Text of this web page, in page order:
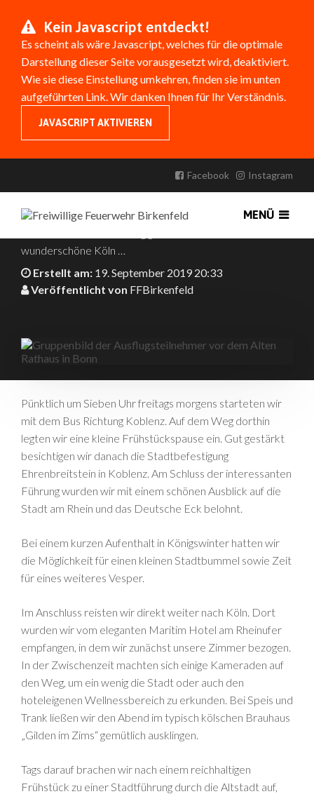
Kein Javascript entdeckt!
Es scheint als wäre Javascript, welches für die optimale
Darstellung dieser Seite vorausgesetzt wird, deaktiviert.
Wie sie diese Einstellung umkehren, finden sie im unten
aufgeführten Link. Wir danken Ihnen für Ihr Verständnis.
JAVASCRIPT AKTIVIEREN
Facebook Instagram
MENÜ
AUSFLUG DER ABTEILUNG
Vergangenes Wochenende ging es für die Abteilung
wunderschöne Köln …
Erstellt am: 19. September 2019 20:33
Veröffentlicht von FFBirkenfeld
Pünktlich um Sieben Uhr freitags morgens starteten wir
mit dem Bus Richtung Koblenz. Auf dem Weg dorthin
legten wir eine kleine Frühstückspause ein. Gut gestärkt
besichtigen wir danach die Stadtbefestigung
Ehrenbreitstein in Koblenz. Am Schluss der interessanten
Führung wurden wir mit einem schönen Ausblick auf die
Stadt am Rhein und das Deutsche Eck belohnt.
Bei einem kurzen Aufenthalt in Königswinter hatten wir
die Möglichkeit für einen kleinen Stadtbummel sowie Zeit
für eines weiteres Vesper.
Im Anschluss reisten wir direkt weiter nach Köln. Dort
wurden wir vom eleganten Maritim Hotel am Rheinufer
empfangen, in dem wir zunächst unsere Zimmer bezogen.
In der Zwischenzeit machten sich einige Kameraden auf
den Weg, um ein wenig die Stadt oder auch den
hoteleigenen Wellnessbereich zu erkunden. Bei Speis und
Trank ließen wir den Abend im typisch kölschen Brauhaus
„Gilden im Zims“ gemütlich ausklingen.
Tags darauf brachen wir nach einem reichhaltigen
Frühstück zu einer Stadtführung durch die Altstadt auf,